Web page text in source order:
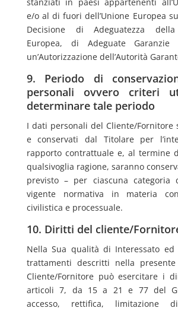
e/o al di fuori dell’Unione Europea
Decisione di Adeguatezza della
Europea, di Adeguate
un’Autorizzazione dell’Autorità
9. Periodo di
personali ovvero criteri
determinare tale periodo
I dati personali del Cliente/Fornitore
e conservati dal Titolare per
rapporto contrattuale e, al termine
qualsivoglia ragione, saranno
previsto – per ciascuna
vigente normativa in materia
civilistica e processuale.
10. Diritti del cliente/
Nella Sua qualità di Interessato
trattamenti descritti nella
Cliente/Fornitore può esercitare i
articoli 7, da 15 a 21 e 77 del
accesso, rettifica, limitazione